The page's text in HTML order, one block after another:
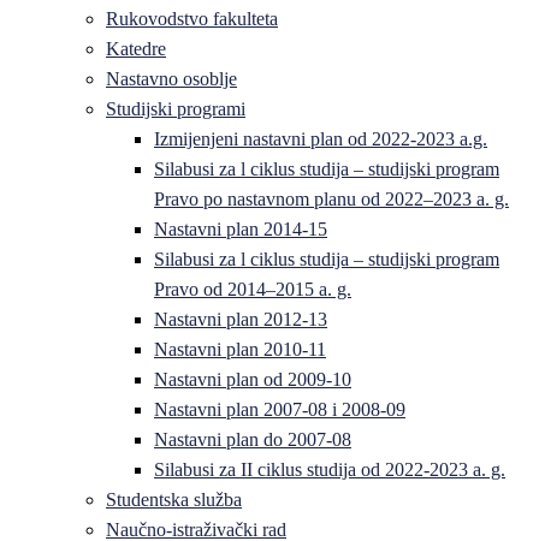
Rukovodstvo fakulteta
Katedre
Nastavno osoblje
Studijski programi
Izmijenjeni nastavni plan od 2022-2023 a.g.
Silabusi za l ciklus studija – studijski program
Pravo po nastavnom planu od 2022–2023 a. g.
Nastavni plan 2014-15
Silabusi za l ciklus studija – studijski program
Pravo od 2014–2015 a. g.
Nastavni plan 2012-13
Nastavni plan 2010-11
Nastavni plan od 2009-10
Nastavni plan 2007-08 i 2008-09
Nastavni plan do 2007-08
Silabusi za II ciklus studija od 2022-2023 a. g.
Studentska služba
Naučno-istraživački rad